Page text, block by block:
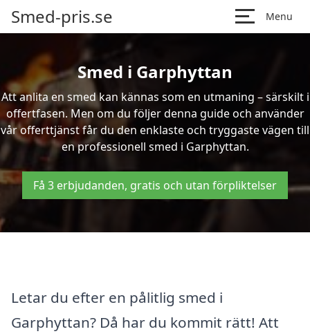
Smed-pris.se Menu
Smed i Garphyttan
Att anlita en smed kan kännas som en utmaning – särskilt i
offertfasen. Men om du följer denna guide och använder
vår offerttjänst får du den enklaste och tryggaste vägen till
en professionell smed i Garphyttan.
Få 3 erbjudanden, gratis och utan förpliktelser
Letar du efter en pålitlig smed i
Garphyttan? Då har du kommit rätt! Att